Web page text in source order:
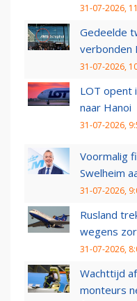
31-07-2026,
Gedeelde
verbonden
31-07-2026,
LOT opent
naar Hanoi
31-07-2026,
Voormalig
Swelheim
31-07-2026,
Rusland
wegens
31-07-2026,
Wachttijd
monteurs